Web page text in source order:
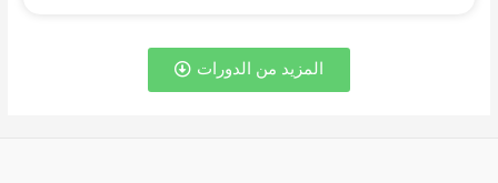
المزيد من الدورات